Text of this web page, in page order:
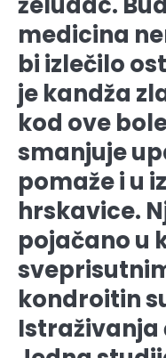
medicina
bi izlečilo
je kandža
kod ove
smanjuje
pomaže i u
hrskavice.
pojačano u
kondroitin
Istraživanja